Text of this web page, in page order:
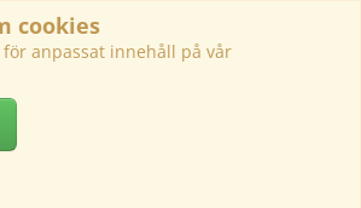
cookies
för anpassat innehåll på vår